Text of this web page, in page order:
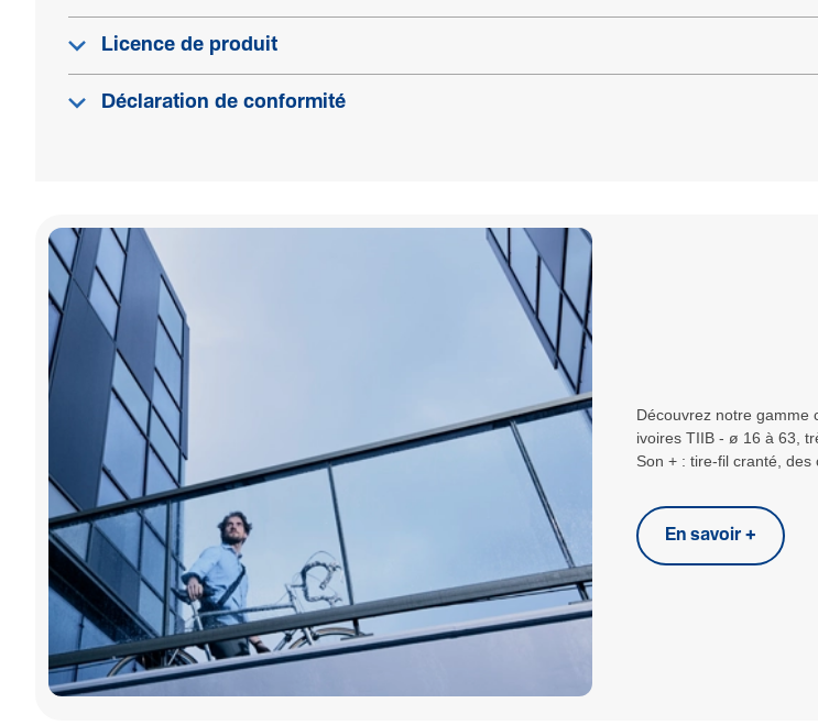
Licence de produit
Déclaration de conformité
Découvrez notre gamme
ivoires TIIB - ø 16 à 63,
Son + : tire-fil cranté, des
En savoir +